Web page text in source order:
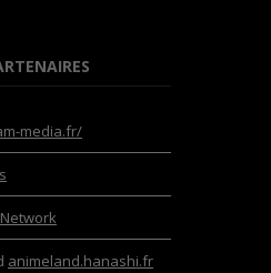
media.fr/
animeland.hanashi.fr